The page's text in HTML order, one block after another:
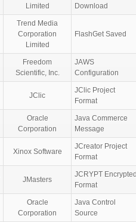
Limited
Download
Trend Media
Corporation
Limited
FlashGet Saved
Freedom
Scientific, Inc.
JAWS
Configuration
JClic
JClic Project
Format
Oracle
Corporation
Java Commerce
Message
Xinox Software
JCreator Project
Format
JMasters
JCRYPT
Format
Oracle
Corporation
Java Control
Source